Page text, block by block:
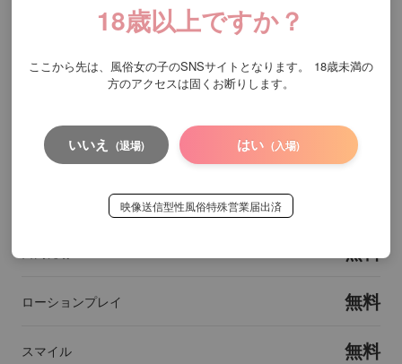
無料
素股 無料
無料
ローションプレイ 無料
スマイル 無料
18歳以上ですか？
ここから先は、風俗女の子のSNSサイトとなります。
18歳未満の
方のアクセスは固くお断りします。
いいえ (退場) はい (入場)
映像送信型性風俗特殊営業届出済